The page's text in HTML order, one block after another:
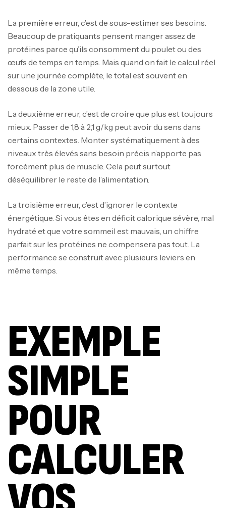
La première erreur, c’est de sous-estimer ses besoins.
Beaucoup de pratiquants pensent manger assez de
protéines parce qu’ils consomment du poulet ou des
œufs de temps en temps. Mais quand on fait le calcul réel
sur une journée complète, le total est souvent en
dessous de la zone utile.
La deuxième erreur, c’est de croire que plus est toujours
mieux. Passer de 1,8 à 2,1 g/kg peut avoir du sens dans
certains contextes. Monter systématiquement à des
niveaux très élevés sans besoin précis n’apporte pas
forcément plus de muscle. Cela peut surtout
déséquilibrer le reste de l’alimentation.
La troisième erreur, c’est d’ignorer le contexte
énergétique. Si vous êtes en déficit calorique sévère, mal
hydraté et que votre sommeil est mauvais, un chiffre
parfait sur les protéines ne compensera pas tout. La
performance se construit avec plusieurs leviers en
même temps.
EXEMPLE
SIMPLE
POUR
CALCULER